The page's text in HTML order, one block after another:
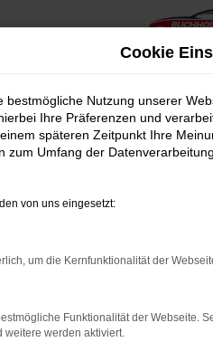
bestimmter Seiten
Cookie
bestmögliche Nutzung unserer
Ihre Präferenzen und
späteren Zeitpunkt Ihre
zum Umfang der
von uns eingesetzt:
um die Kernfunktionalität der
Funktionalität der Webseite.
weitere werden aktiviert.